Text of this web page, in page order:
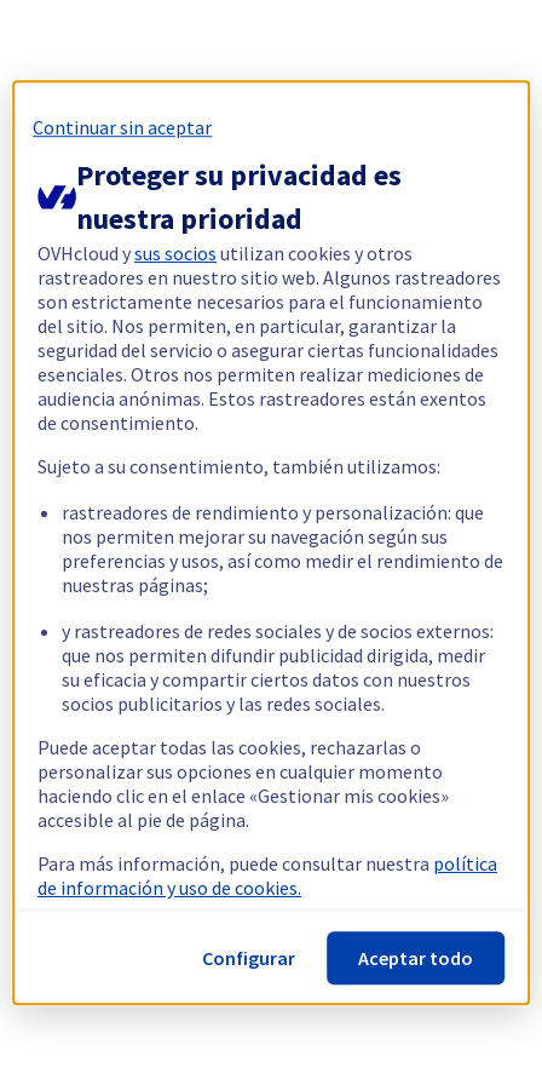
Continuar sin aceptar
Proteger su privacidad es
nuestra prioridad
OVHcloud ysus socios utilizan cookies y otros
rastreadores en nuestro sitio web. Algunos rastreadores
son estrictamente necesarios para el funcionamiento
del sitio. Nos permiten, en particular, garantizar la
seguridad del servicio o asegurar ciertas funcionalidades
esenciales. Otros nos permiten realizar mediciones de
audiencia anónimas. Estos rastreadores están exentos
de consentimiento.
Sujeto a su consentimiento, también utilizamos:
rastreadores de rendimiento y personalización: que
nos permiten mejorar su navegación según sus
preferencias y usos, así como medir el rendimiento de
nuestras páginas;
y rastreadores de redes sociales y de socios externos:
que nos permiten difundir publicidad dirigida, medir
su eficacia y compartir ciertos datos con nuestros
socios publicitarios y las redes sociales.
Puede aceptar todas las cookies, rechazarlas o
personalizar sus opciones en cualquier momento
haciendo clic en el enlace «Gestionar mis cookies»
accesible al pie de página.
Para más información, puede consultar nuestra política
de información y uso de cookies.
Configurar Aceptar todo